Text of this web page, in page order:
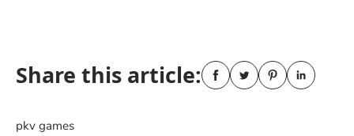
Share this article:
pkv games